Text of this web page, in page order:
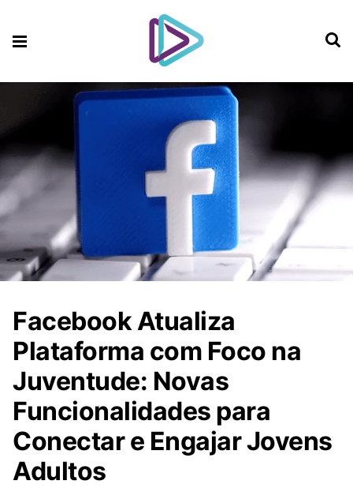
Facebook Atualiza
Plataforma com Foco na
Juventude: Novas
Funcionalidades para
Conectar e Engajar Jovens
Adultos